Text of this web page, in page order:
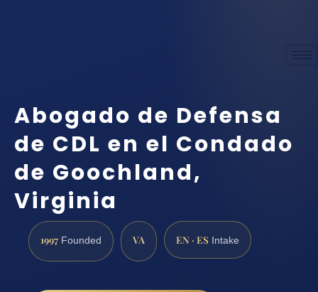
Abogado de Defensa
de CDL en el Condado
de Goochland,
Virginia
1997 Founded VA EN · ES Intake